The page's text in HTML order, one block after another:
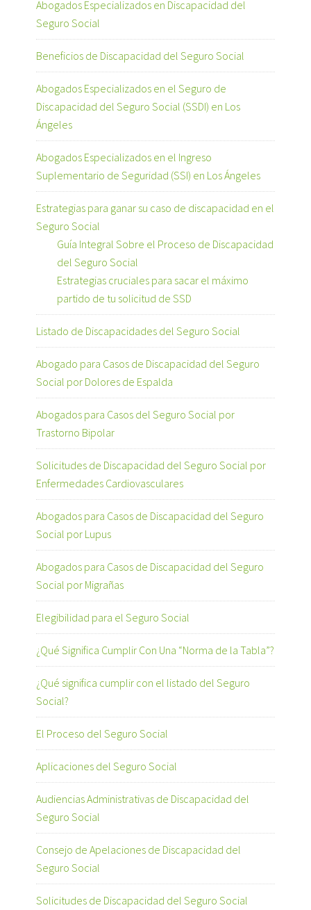
Abogados Especializados en Discapacidad del
Seguro Social
Beneficios de Discapacidad del Seguro Social
Abogados Especializados en el Seguro de
Discapacidad del Seguro Social (SSDI) en Los
Ángeles
Abogados Especializados en el Ingreso
Suplementario de Seguridad (SSI) en Los Ángeles
Estrategias para ganar su caso de discapacidad en el
Seguro Social
Guía Integral Sobre el Proceso de Discapacidad
del Seguro Social
Estrategias cruciales para sacar el máximo
partido de tu solicitud de SSD
Listado de Discapacidades del Seguro Social
Abogado para Casos de Discapacidad del Seguro
Social por Dolores de Espalda
Abogados para Casos del Seguro Social por
Trastorno Bipolar
Solicitudes de Discapacidad del Seguro Social por
Enfermedades Cardiovasculares
Abogados para Casos de Discapacidad del Seguro
Social por Lupus
Abogados para Casos de Discapacidad del Seguro
Social por Migrañas
Elegibilidad para el Seguro Social
¿Qué Significa Cumplir Con Una “Norma de la Tabla”?
¿Qué significa cumplir con el listado del Seguro
Social?
El Proceso del Seguro Social
Aplicaciones del Seguro Social
Audiencias Administrativas de Discapacidad del
Seguro Social
Consejo de Apelaciones de Discapacidad del
Seguro Social
Solicitudes de Discapacidad del Seguro Social